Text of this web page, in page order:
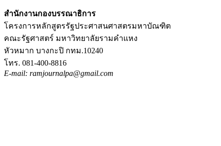
สำนักงานกองบรรณาธิการ
โครงการหลักสูตรรัฐประศาสนศาสตรมหาบัณฑิต
คณะรัฐศาสตร์ มหาวิทยาลัยรามคำแหง
หัวหมาก บางกะปิ กทม.10240
โทร. 081-400-8816
E-mail: ramjournalpa@gmail.com